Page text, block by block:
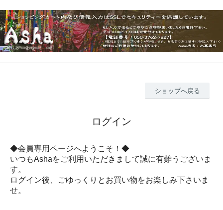
ショップへ戻る
ログイン
◆会員専用ページへようこそ！◆
いつもAshaをご利用いただきまして誠に有難うございま
す。
ログイン後、ごゆっくりとお買い物をお楽しみ下さいま
せ。